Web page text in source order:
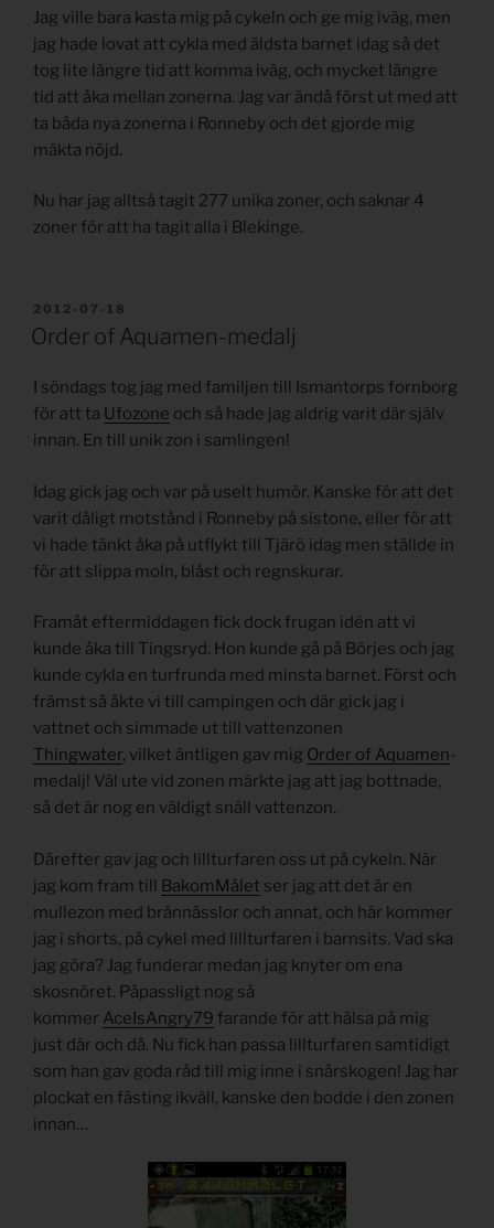
Jag ville bara kasta mig på cykeln och ge mig iväg, men
jag hade lovat att cykla med äldsta barnet idag så det
tog lite längre tid att komma iväg, och mycket längre
tid att åka mellan zonerna. Jag var ändå först ut med att
ta båda nya zonerna i Ronneby och det gjorde mig
mäkta nöjd.
Nu har jag alltså tagit 277 unika zoner, och saknar 4
zoner för att ha tagit alla i Blekinge.
PUBLICERAT
2012-07-18
Order of Aquamen-medalj
I söndags tog jag med familjen till Ismantorps fornborg
för att ta Ufozone och så hade jag aldrig varit där själv
innan. En till unik zon i samlingen!
Idag gick jag och var på uselt humör. Kanske för att det
varit dåligt motstånd i Ronneby på sistone, eller för att
vi hade tänkt åka på utflykt till Tjärö idag men ställde in
för att slippa moln, blåst och regnskurar.
Framåt eftermiddagen fick dock frugan idén att vi
kunde åka till Tingsryd. Hon kunde gå på Börjes och jag
kunde cykla en turfrunda med minsta barnet. Först och
främst så åkte vi till campingen och där gick jag i
vattnet och simmade ut till vattenzonen
Thingwater, vilket äntligen gav mig Order of Aquamen
medalj! Väl ute vid zonen märkte jag att jag bottnade,
så det är nog en väldigt snäll vattenzon.
Därefter gav jag och lillturfaren oss ut på cykeln. När
jag kom fram till BakomMålet ser jag att det är en
mullezon med brännässlor och annat, och här kommer
jag i shorts, på cykel med lillturfaren i barnsits. Vad ska
jag göra? Jag funderar medan jag knyter om ena
skosnöret. Påpassligt nog så
kommer AceIsAngry79 farande för att hälsa på mig
just där och då. Nu fick han passa lillturfaren samtidigt
som han gav goda råd till mig inne i snårskogen! Jag har
plockat en fästing ikväll, kanske den bodde i den zonen
innan…